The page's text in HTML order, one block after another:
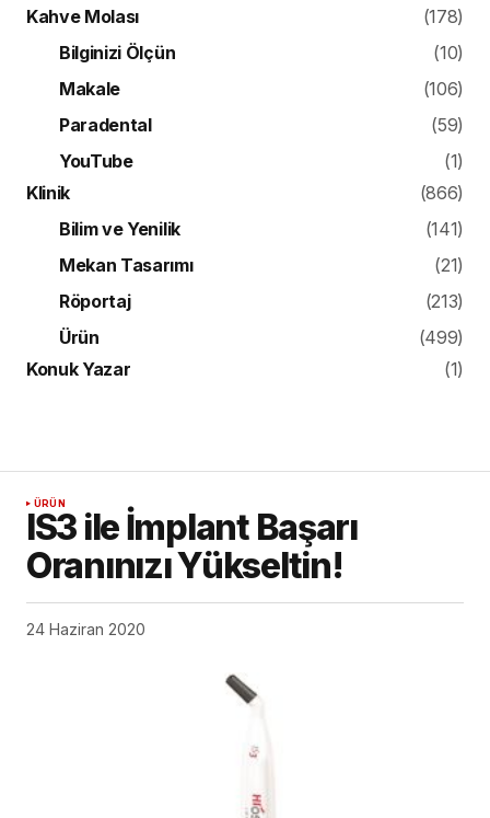
Kahve Molası
(178)
Bilginizi Ölçün
(10)
Makale
(106)
Paradental
(59)
YouTube
(1)
Klinik
(866)
Bilim ve Yenilik
(141)
Mekan Tasarımı
(21)
Röportaj
(213)
Ürün
(499)
Konuk Yazar
(1)
ÜRÜN
IS3 ile İmplant Başarı
Oranınızı Yükseltin!
24 Haziran 2020